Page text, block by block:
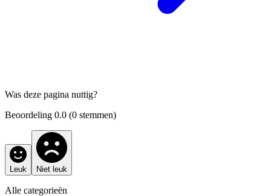
Was deze pagina nuttig?
Beoordeling 0.0 (0 stemmen)
Leuk Niet leuk
Alle categorieën